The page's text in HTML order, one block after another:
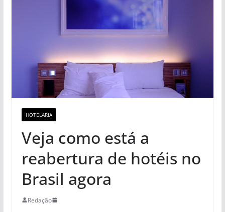
HOTELARIA
Veja como está a
reabertura de hotéis no
Brasil agora
Redação